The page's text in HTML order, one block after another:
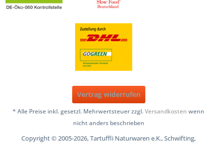
Vertrag widerrufen
* Alle Preise inkl. gesetzl. Mehrwertsteuer zzgl.Versandkosten wenn
nicht anders beschrieben
Copyright © 2005-2026, Tartuffli Naturwaren e.K., Schwifting,